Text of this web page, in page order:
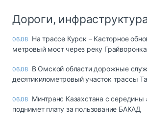
Дороги,
06.08 На трассе Курск – Касторное
метровый мост через реку Грайворонка
06.08 В Омской области дорожные
десятикилометровый участок трассы
06.08 Минтранс Казахстана с середины
поднимет плату за пользование БАКАД